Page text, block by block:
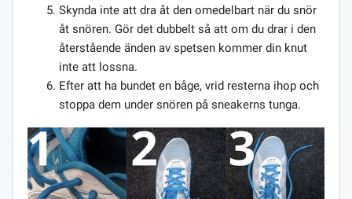
Skynda inte att dra åt den omedelbart när du snör
åt snören. Gör det dubbelt så att om du drar i den
återstående änden av spetsen kommer din knut
inte att lossna.
Efter att ha bundet en båge, vrid resterna ihop och
stoppa dem under snören på sneakerns tunga.